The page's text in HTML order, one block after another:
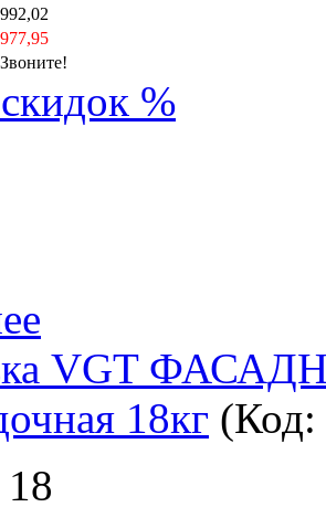
992,02
977,95
Звоните!
%
VGT
18кг (Код: